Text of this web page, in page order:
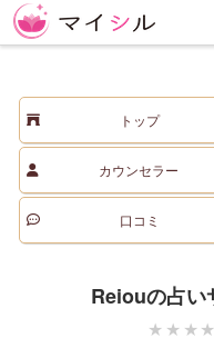
トップ
カウンセラー
口コミ
Reiouの占い